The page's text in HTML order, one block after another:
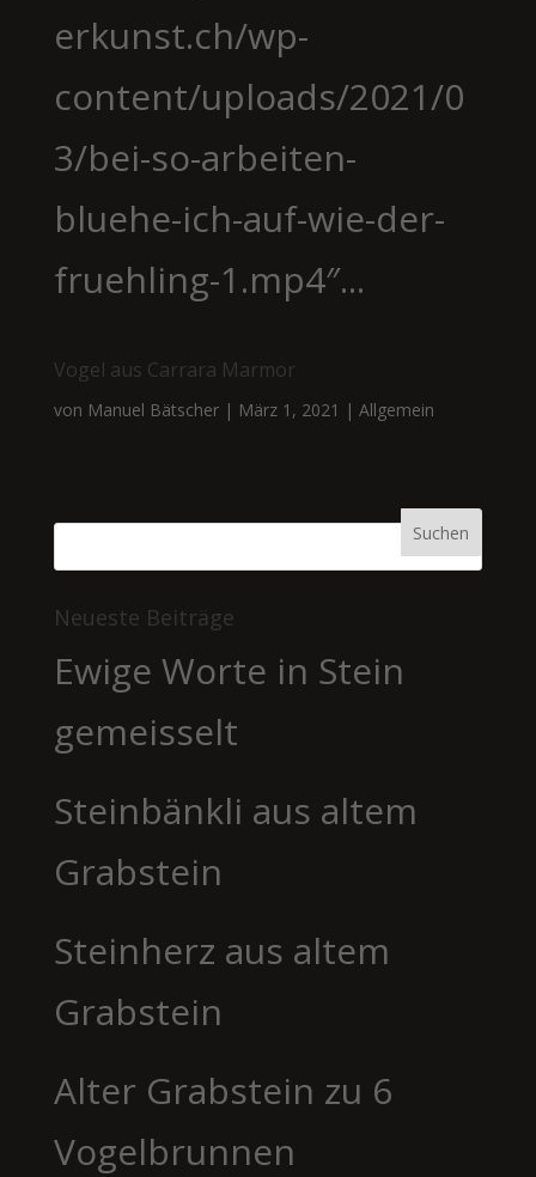
erkunst.ch/wp-
content/uploads/2021/0
3/bei-so-arbeiten-
bluehe-ich-auf-wie-der-
fruehling-1.mp4″...
Vogel aus Carrara Marmor
von Manuel Bätscher| März 1, 2021 | Allgemein
Neueste Beiträge
Ewige Worte in Stein
gemeisselt
Steinbänkli aus altem
Grabstein
Steinherz aus altem
Grabstein
Alter Grabstein zu 6
Vogelbrunnen